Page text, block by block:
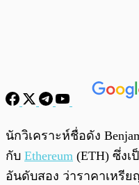
พร้อมเล่น
นักวิเคราะห์ชื่อดัง
กับ Ethereum (ETH) ซึ่ง
อันดับสอง ว่าราคาเหรี